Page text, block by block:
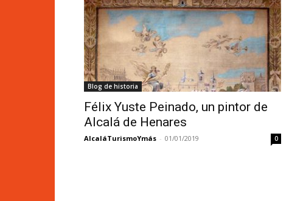
Blog de historia
Félix Yuste Peinado, un pintor de
Alcalá de Henares
AlcaláTurismoYmás - 01/01/2019 0